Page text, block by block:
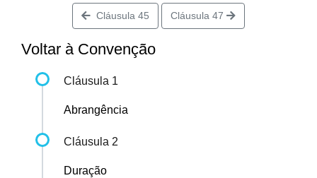
Cláusula 45 Cláusula 47
Voltar à Convenção
Cláusula 1
Abrangência
Cláusula 2
Duração